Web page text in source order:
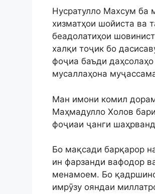
Нусратулло Махсум ба
хизматҳои шойиста ва
беадолатиҳои
халқи тоҷик бо
фоҷиа баъди
мусаллаҳона
Ман имони комил
Маҳмадулло Холов
фоҷиаи ҷанги
Бо мақсади барқарор
ин фарзанди вафодор
менамоем. Бо
имрӯзу ояндаи